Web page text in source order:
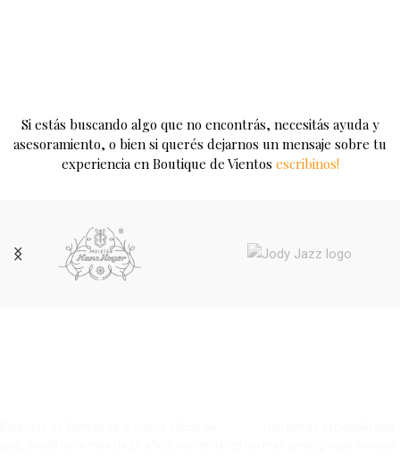
Si estás buscando algo que no encontrás, necesitás ayuda y
asesoramiento, o bien si querés dejarnos un mensaje sobre tu
experiencia en Boutique de Vientos escribinos!